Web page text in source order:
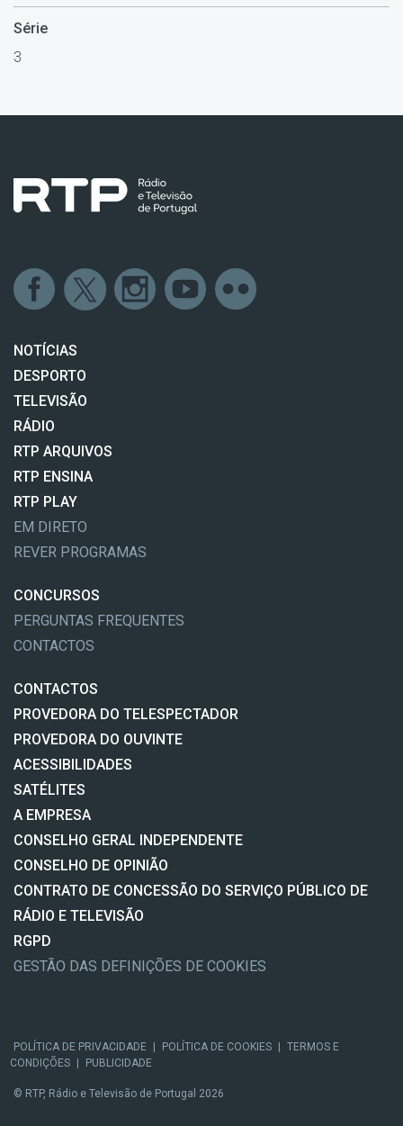
Série
3
NOTÍCIAS
DESPORTO
TELEVISÃO
RÁDIO
RTP ARQUIVOS
RTP ENSINA
RTP PLAY
EM DIRETO
REVER PROGRAMAS
CONCURSOS
PERGUNTAS FREQUENTES
CONTACTOS
CONTACTOS
PROVEDORA DO TELESPECTADOR
PROVEDORA DO OUVINTE
ACESSIBILIDADES
SATÉLITES
A EMPRESA
CONSELHO GERAL INDEPENDENTE
CONSELHO DE OPINIÃO
CONTRATO DE CONCESSÃO DO SERVIÇO PÚBLICO DE
RÁDIO E TELEVISÃO
RGPD
GESTÃO DAS DEFINIÇÕES DE COOKIES
POLÍTICA DE PRIVACIDADE POLÍTICA DE COOKIES
TERMOS E
CONDIÇÕES
PUBLICIDADE
© RTP, Rádio e Televisão de Portugal 2026